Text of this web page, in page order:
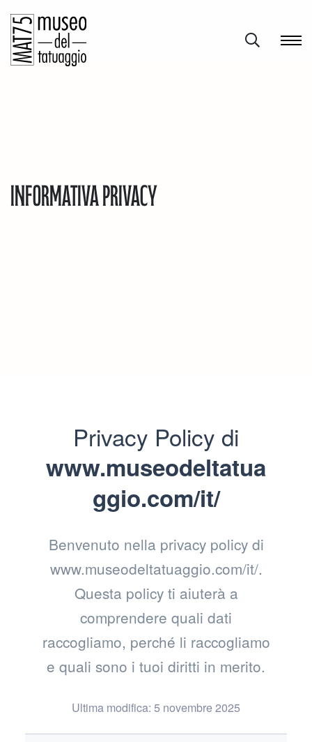
Informativa privacy
Privacy Policy di
www.museodeltatua
ggio.com/it/
Benvenuto nella privacy policy di
www.museodeltatuaggio.com/it/.
Questa policy ti aiuterà a
comprendere quali dati
raccogliamo, perché li raccogliamo
e quali sono i tuoi diritti in merito.
Ultima modifica: 5 novembre 2025